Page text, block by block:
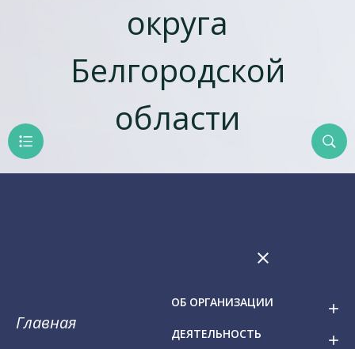
округа
Белгородской
области
Главная
ОБ ОРГАНИЗАЦИИ add
ДЕЯТЕЛЬНОСТЬ add
close